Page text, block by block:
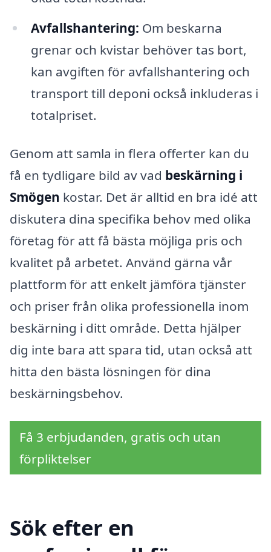
Avfallshantering: Om beskarna
grenar och kvistar behöver tas bort,
kan avgiften för avfallshantering och
transport till deponi också inkluderas i
totalpriset.
Genom att samla in flera offerter kan du
få en tydligare bild av vad beskärning i
Smögen kostar. Det är alltid en bra idé att
diskutera dina specifika behov med olika
företag för att få bästa möjliga pris och
kvalitet på arbetet. Använd gärna vår
plattform för att enkelt jämföra tjänster
och priser från olika professionella inom
beskärning i ditt område. Detta hjälper
dig inte bara att spara tid, utan också att
hitta den bästa lösningen för dina
beskärningsbehov.
Få 3 erbjudanden, gratis och utan
förpliktelser
Sök efter en